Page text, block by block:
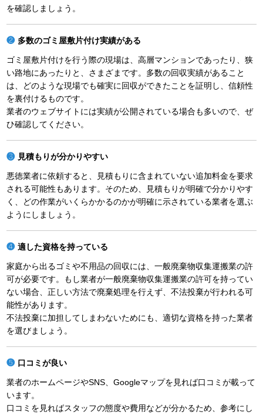
を確認しましょう。
多数のゴミ屋敷片付け実績がある
ゴミ屋敷片付けを行う際の現場は、高層マンションであったり、狭
い路地にあったりと、さまざまです。多数の回収実績があること
は、どのような現場でも確実に回収ができたことを証明し、信頼性
を裏付けるものです。
業者のウェブサイトには実績が公開されている場合も多いので、ぜ
ひ確認してください。
見積もりが分かりやすい
悪徳業者に依頼すると、見積もりに含まれていない追加料金を要求
される可能性もあります。そのため、見積もりが明確で分かりやす
く、どの作業がいくらかかるのかが明確に示されている業者を選ぶ
ようにしましょう。
適した資格を持っている
家庭から出るゴミや不用品の回収には、一般廃棄物収集運搬業の許
可が必要です。もし業者が一般廃棄物収集運搬業の許可を持ってい
ない場合、正しい方法で廃棄処理を行えず、不法投棄が行われる可
能性があります。
不法投棄に加担してしまわないためにも、適切な資格を持った業者
を選びましょう。
口コミが良い
業者のホームページやSNS、Googleマップを見れば口コミが載って
います。
口コミを見ればスタッフの態度や費用などが分かるため、参考にし